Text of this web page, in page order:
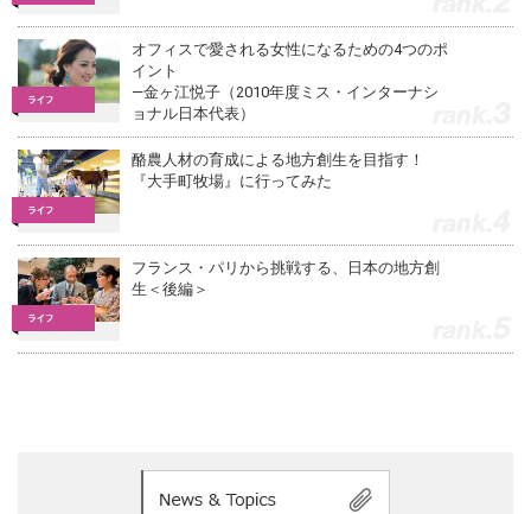
オフィスで愛される女性になるための4つのポ
イント
―金ヶ江悦子（2010年度ミス・インターナシ
ョナル日本代表）
酪農人材の育成による地方創生を目指す！
『大手町牧場』に行ってみた
フランス・パリから挑戦する、日本の地方創
生＜後編＞